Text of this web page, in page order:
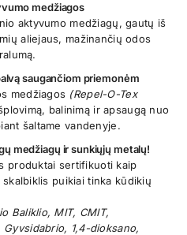
medžiagos
aktyvumo medžiagų, gautų iš
aliejaus, mažinančių odos
saugančiom priemonėm
medžiagos (Repel-O-Tex
balinimą ir apsaugą nuo
šaltame vandenyje.
medžiagų ir sunkiųjų metalų!
produktai sertifikuoti kaip
puikiai tinka kūdikių
Baliklio, MIT, CMIT,
1,4-dioksano,